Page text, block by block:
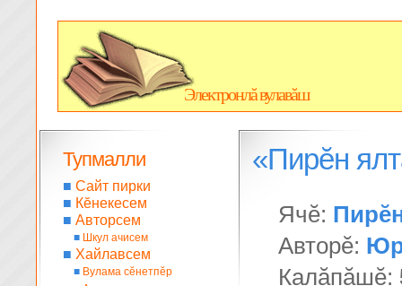
Электронлă вулавăш
«Пирĕн
Ячĕ:
Авторĕ:
Калăпăшĕ:
Тупмалли
■ Сайт пирки
■ Кĕнекесем
■ Авторсем
■ Шкул ачисем
■ Хайлавсем
■ Вулама сĕнетпĕр